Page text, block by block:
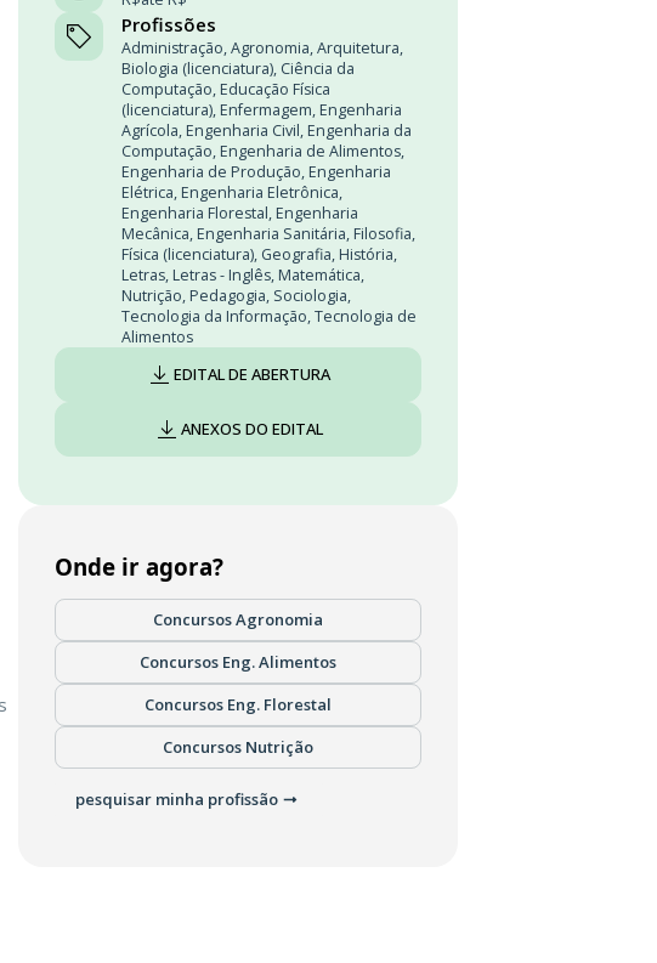
Profissões
Administração,Agronomia,Arquitetura,
Biologia (licenciatura), Ciência da
Computação, Educação Física
(licenciatura), Enfermagem, Engenharia
Agrícola, Engenharia Civil, Engenharia da
Computação, Engenharia de Alimentos,
Engenharia de Produção, Engenharia
Elétrica, Engenharia Eletrônica,
Engenharia Florestal, Engenharia
Mecânica, Engenharia Sanitária, Filosofia,
Física (licenciatura), Geografia, História,
Letras, Letras - Inglês, Matemática,
Nutrição, Pedagogia, Sociologia,
Tecnologia da Informação,Tecnologia de
Alimentos
EDITAL DE ABERTURA
ANEXOS DO EDITAL
Onde ir agora?
Concursos Agronomia
Concursos Eng. Alimentos
Concursos Eng. Florestal
Concursos Nutrição
pesquisar minha profissão